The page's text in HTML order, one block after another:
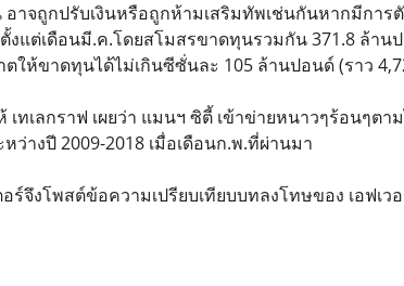
าจถูกปรับเงินหรือถูกห้ามเสริมทัพเช่นกันหากมีการ
แต่เดือนมี.ค.โดยสโมสรขาดทุนรวมกัน 371.8 ล้าน
ให้ขาดทุนได้ไม่เกินซีซั่นละ 105 ล้านปอนด์ (ราว
ทเลกราฟ เผยว่า แมนฯ ซิตี้ เข้าข่ายหนาวๆร้อนๆต
ว่างปี 2009-2018 เมื่อเดือนก.พ.ที่ผ่านมา
อร์จึงโพสต์ข้อความเปรียบเทียบบทลงโทษของ เอฟ